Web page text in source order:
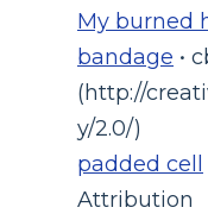
My burned
bandage •
(http://
y/2.0/)
padded cell
Attribution